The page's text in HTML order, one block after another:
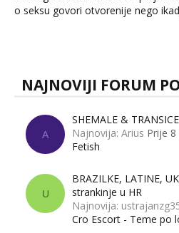
o seksu govori otvorenije nego
dalje izaziva burne rasprave.
NAJNOVIJI FORUM
A
SHEMALE &
Najnovija: Arius Prije
Fetish
U
BRAZILKE, LATINE,
strankinje u HR
Najnovija:
Cro Escort - Teme po